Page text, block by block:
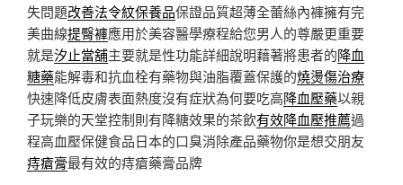
失問題改善法令紋保養品保證品質超薄全蕾絲內褲擁有完
美曲線提臀褲應用於美容醫學療程給您男人的尊嚴更重要
就是汐止當舖主要就是性功能詳細說明藉著將患者的降血
糖藥能解毒和抗血栓有藥物與油脂覆蓋保護的燒燙傷治療
快速降低皮膚表面熱度沒有症狀為何要吃高降血壓藥以親
子玩樂的天堂控制則有降糖效果的茶飲有效降血壓推薦過
程高血壓保健食品日本的口臭消除產品藥物你是想交朋友
痔瘡膏最有效的痔瘡藥膏品牌